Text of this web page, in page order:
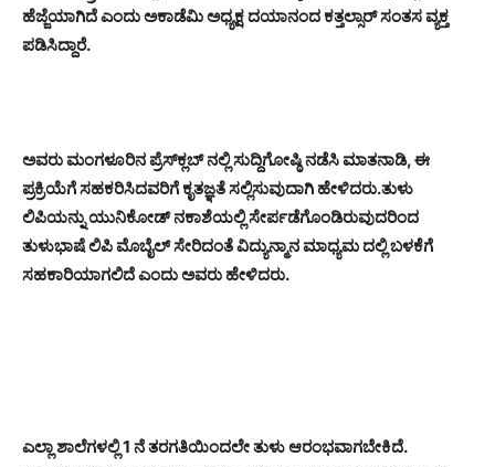
ಹೆಜ್ಜೆಯಾಗಿದೆ ಎಂದು ಅಕಾಡೆಮಿ ಅಧ್ಯಕ್ಷ ದಯಾನಂದ ಕತ್ತಲ್ಸಾರ್ ಸಂತಸ ವ್ಯಕ್ತ
ಪಡಿಸಿದ್ದಾರೆ.
ಅವರು ಮಂಗಳೂರಿನ ಪ್ರೆಸ್‌ಕ್ಲಬ್ ನಲ್ಲಿ ಸುದ್ದಿಗೋಷ್ಠಿ ನಡೆಸಿ ಮಾತನಾಡಿ, ಈ
ಪ್ರಕ್ರಿಯೆಗೆ ಸಹಕರಿಸಿದವರಿಗೆ ಕೃತಜ್ಞತೆ ಸಲ್ಲಿಸುವುದಾಗಿ ಹೇಳಿದರು.ತುಳು
ಲಿಪಿಯನ್ನು ಯುನಿಕೋಡ್ ನಕಾಶೆಯಲ್ಲಿ ಸೇರ್ಪಡೆಗೊಂಡಿರುವುದರಿಂದ
ತುಳುಭಾಷೆ ಲಿಪಿ ಮೊಬೈಲ್ ಸೇರಿದಂತೆ ವಿದ್ಯುನ್ಮಾನ ಮಾಧ್ಯಮ ದಲ್ಲಿ ಬಳಕೆಗೆ
ಸಹಕಾರಿಯಾಗಲಿದೆ ಎಂದು ಅವರು ಹೇಳಿದರು.
ಎಲ್ಲಾ ಶಾಲೆಗಳಲ್ಲಿ 1 ನೆ ತರಗತಿಯಿಂದಲೇ ತುಳು ಆರಂಭವಾಗಬೇಕಿದೆ.